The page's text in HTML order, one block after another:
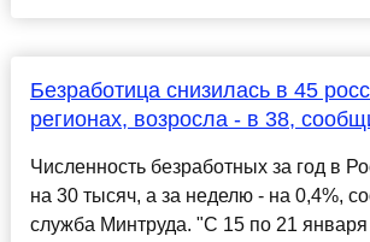
Безработица снизилась в 45
регионах, возросла - в 38,
Численность безработных за год в
на 30 тысяч, а за неделю - на 0,4%,
служба Минтруда. "С 15 по 21 января